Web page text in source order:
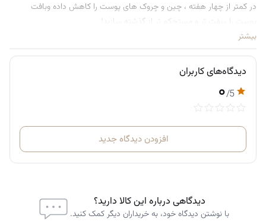
در کمتر از چهار هفته ، چین و چروک های پوست را کاهش داده وبافت
پوست را سفت تر و مستحکم تر از گذشته سازید!
–کرم روز رینرژی لیفت مولتی اکشن لانکوم
آبرسانی و مرطوب کننده عمیق پوست
جوانساز و لیفت کننده پوست
دارای SPF 15 و محافظت پوست در برابر اشعه هایUV
کرم دور چشم رینرژی لیفت مولتی اکشن لانکوم
• حاوی هیالورونیک اسید و کافئین
• رفع پف و چروک و تیرگی دورچشم و جلوگیری از بروز مجدد آن
• لیفت کننده و شاداب کننده دورچشم
بیشتر
دیدگاه‌های کاربران
۰/5
افزودن دیدگاه جدید
دیدگاهی درباره این کالا دارید؟
با نوشتن دیدگاه خود، به خریداران دیگر کمک کنید.